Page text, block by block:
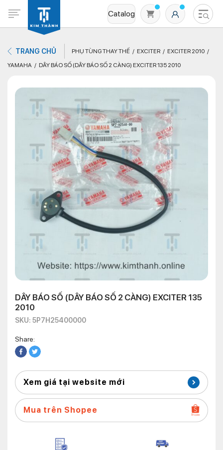
Catalog
Không có sản phẩm nào trong giỏ hàng
TRANG CHỦ PHỤ TÙNG THAY THẾ EXCITER
EXCITER 2010
YAMAHA
DÂY BÁO SỐ (DÂY BÁO SỐ 2 CÀNG) EXCITER 135 2010
DÂY BÁO SỐ (DÂY BÁO SỐ 2 CÀNG) EXCITER 135
2010
SKU: 5P7H25400000
Share:
Xem giá tại website mới
Mua trên Shopee